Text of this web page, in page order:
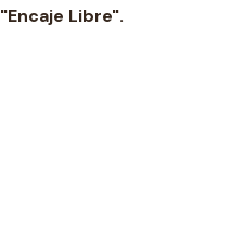
"Encaje Libre".